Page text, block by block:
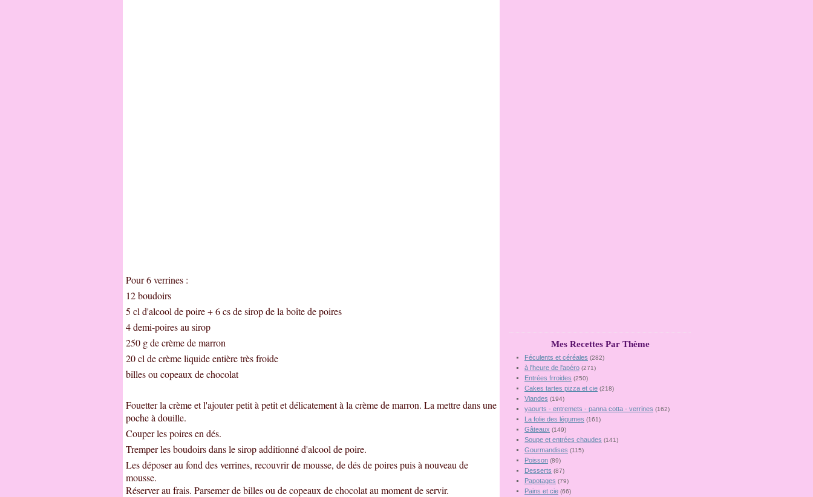
Pour 6 verrines :
12 boudoirs
5 cl d'alcool de poire + 6 cs de sirop de la boîte de poires
4 demi-poires au sirop
250 g de crème de marron
20 cl de crème liquide entière très froide
billes ou copeaux de chocolat
Fouetter la crème et l'ajouter petit à petit et délicatement à la crème de marron. La mettre dans une
poche à douille.
Couper les poires en dés.
Tremper les boudoirs dans le sirop additionné d'alcool de poire.
Les déposer au fond des verrines, recouvrir de mousse, de dés de poires puis à nouveau de
mousse.
Réserver au frais. Parsemer de billes ou de copeaux de chocolat au moment de servir.
Mes Recettes Par Thème
Féculents et céréales (282)
à l'heure de l'apéro (271)
Entrées frroides (250)
Cakes tartes pizza et cie (218)
Viandes (194)
yaourts - entremets - panna cotta - verrines (162)
La folie des légumes (161)
Gâteaux (149)
Soupe et entrées chaudes (141)
Gourmandises (115)
Poisson (89)
Desserts (87)
Papotages (79)
Pains et cie (66)